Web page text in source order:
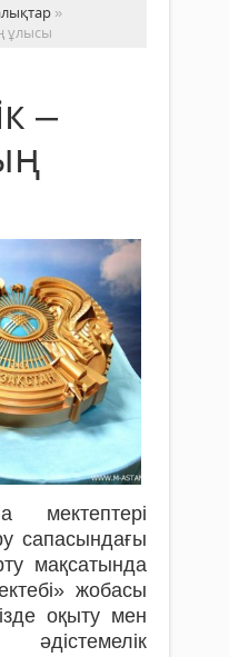
»
ұлысы
–
сапасындағы
мақсатында
жобасы
оқыту мен